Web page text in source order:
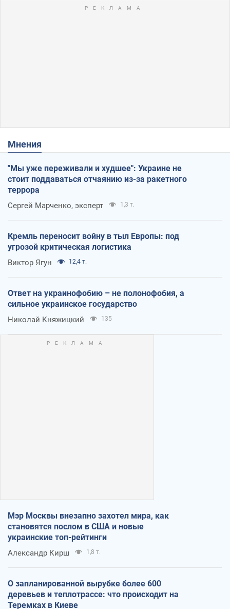
Мнения
"Мы уже переживали и худшее": Украине не
стоит поддаваться отчаянию из-за ракетного
террора
Сергей Марченко, эксперт 1,3 т.
Кремль переносит войну в тыл Европы: под
угрозой критическая логистика
Виктор Ягун 12,4 т.
Ответ на украинофобию – не полонофобия, а
сильное украинское государство
Николай Княжицкий 135
Мэр Москвы внезапно захотел мира, как
становятся послом в США и новые
украинские топ-рейтинги
Александр Кирш 1,8 т.
О запланированной вырубке более 600
деревьев и теплотрассе: что происходит на
Теремках в Киеве